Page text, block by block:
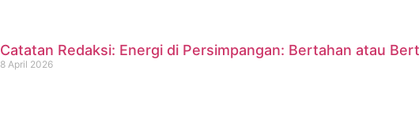
Catatan Redaksi: Energi di Persimpangan: Bertahan atau
8 April 2026